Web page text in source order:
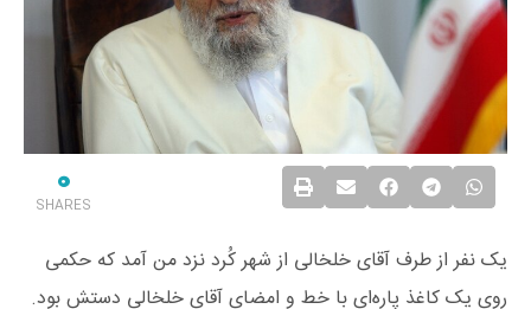
0
SHARES
یک نفر از طرف آقای خلخالی از شهر کُرد نزد من آمد که حکمی
روی یک کاغذ پاره‌ای با خط و امضای آقای خلخالی دستش بود.